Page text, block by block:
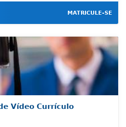
MATRICULE-SE
Vídeo Currículo